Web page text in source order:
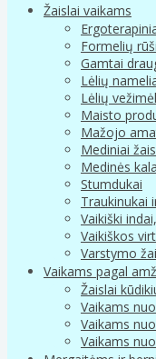
Žaislai vaikams
Formelių
Gamtai
Lėlių
Lėlių
Maisto
Mažojo
Mediniai
Medinės
Stumdukai
Traukinukai
Vaikiški
Vaikiškos
Varstymo
Vaikams pagal
Žaislai
Vaikams
Vaikams
Vaikams